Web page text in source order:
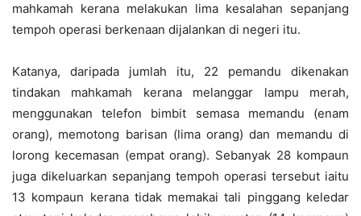
mahkamah kerana melakukan lima kesalahan sepanjang
tempoh operasi berkenaan dijalankan di negeri itu.
Katanya, daripada jumlah itu, 22 pemandu dikenakan
tindakan mahkamah kerana melanggar lampu merah,
menggunakan telefon bimbit semasa memandu (enam
orang), memotong barisan (lima orang) dan memandu di
lorong kecemasan (empat orang). Sebanyak 28 kompaun
juga dikeluarkan sepanjang tempoh operasi tersebut iaitu
13 kompaun kerana tidak memakai tali pinggang keledar